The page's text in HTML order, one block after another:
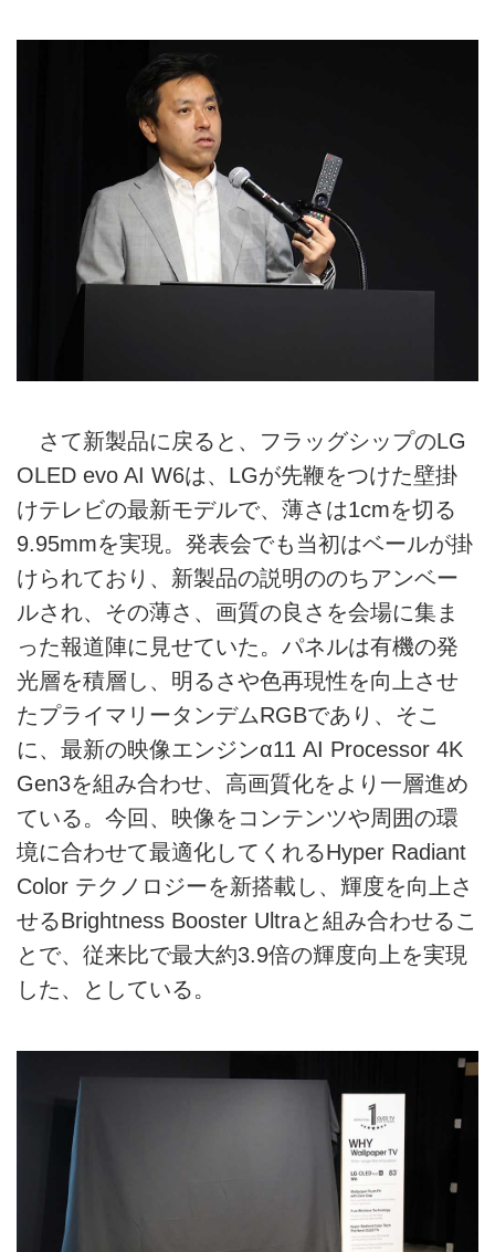
さて新製品に戻ると、フラッグシップのLG
OLED evo AI W6は、LGが先鞭をつけた壁掛
けテレビの最新モデルで、薄さは1cmを切る
9.95mmを実現。発表会でも当初はベールが掛
けられており、新製品の説明ののちアンベー
ルされ、その薄さ、画質の良さを会場に集ま
った報道陣に見せていた。パネルは有機の発
光層を積層し、明るさや色再現性を向上させ
たプライマリータンデムRGBであり、そこ
に、最新の映像エンジンα11 AI Processor 4K
Gen3を組み合わせ、高画質化をより一層進め
ている。今回、映像をコンテンツや周囲の環
境に合わせて最適化してくれるHyper Radiant
Color テクノロジーを新搭載し、輝度を向上さ
せるBrightness Booster Ultraと組み合わせるこ
とで、従来比で最大約3.9倍の輝度向上を実現
した、としている。